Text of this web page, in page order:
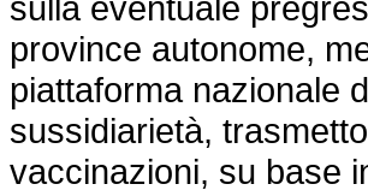
province autonome,
piattaforma nazionale
sussidiarietà,
vaccinazioni, su base